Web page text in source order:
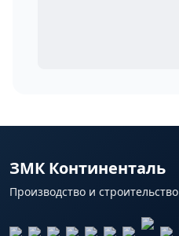
ЗМК Континенталь
Производство и строительство